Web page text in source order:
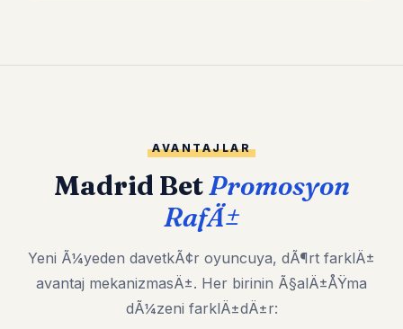
AVANTAJLAR
Madrid BetPromosyon
RafÄ±
Yeni Ã¼yeden davetkÃ¢r oyuncuya, dÃ¶rt farklÄ±
avantaj mekanizmasÄ±. Her birinin Ã§alÄ±ÅŸma
dÃ¼zeni farklÄ±dÄ±r: